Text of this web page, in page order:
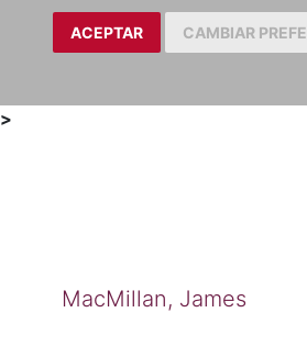
ACEPTAR CAMBIAR
>
MacMillan, James